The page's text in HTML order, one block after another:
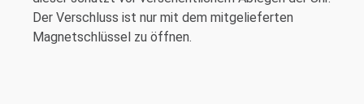
Der Verschluss ist nur mit dem mitgelieferten
Magnetschlüssel zu öffnen.